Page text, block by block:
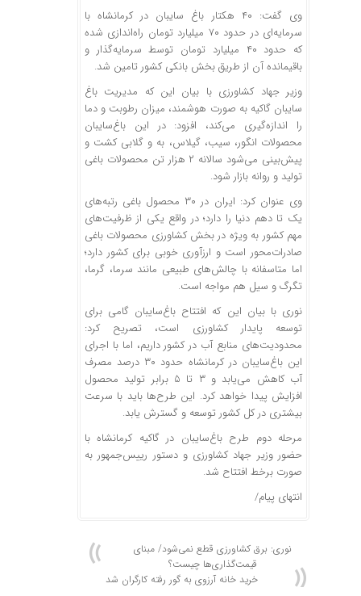
وی گفت: ۴۰ هکتار باغ سایبان در کرمانشاه با
سرمایه‌ای در حدود ۷۰ میلیارد تومان راه‌اندازی شده
که حدود ۴۰ میلیارد تومان توسط سرمایه‌گذار و
باقیمانده آن از طریق بخش بانکی کشور تامین شد.
وزیر جهاد کشاورزی با بیان این که مدیریت باغ
سایبان گاکیه به صورت هوشمند، میزان رطوبت و دما
را اندازه‌گیری می‌کند، افزود: در این باغ‌سایبان
محصولات انگور، سیب، گیلاس، به و گلابی کشت و
پیش‌بینی می‌شود سالانه ٢ هزار تن محصولات باغی
تولید و روانه بازار شود.
وی عنوان کرد: ایران در ۳۰ محصول باغی رتبه‌های
یک تا دهم دنیا را دارد؛ در واقع یکی از ظرفیت‌های
مهم کشور به ویژه در بخش کشاورزی محصولات باغی
صادرات‌محور است و ارزآوری خوبی برای کشور دارد؛
اما متاسفانه با چالش‌های طبیعی مانند سرما، گرما،
تگرگ و سیل هم مواجه است.
نوری با بیان این که افتتاح باغ‌سایبان گامی برای
توسعه پایدار کشاورزی است، تصریح کرد:
محدودیت‌های منابع آب در کشور داریم، اما با اجرای
این باغ‌سایبان در کرمانشاه حدود ۳۰ درصد مصرف
آب کاهش می‌یابد و ۳ تا ۵ برابر تولید محصول
افزایش پیدا خواهد کرد. این طرح‌ها باید با سرعت
بیشتری در کل کشور توسعه و گسترش یابد.
مرحله دوم طرح باغ‌سایبان در گاکیه کرمانشاه با
حضور وزیر جهاد کشاورزی و دستور رییس‌جمهور به
صورت برخط افتتاح شد.
انتهای پیام/
نوری: برق ‌کشاورزی قطع نمی‌شود/ مبنای
قیمت‌گذاری‌ها چیست؟
خرید خانه آرزوی به گور رفته کارگران شد